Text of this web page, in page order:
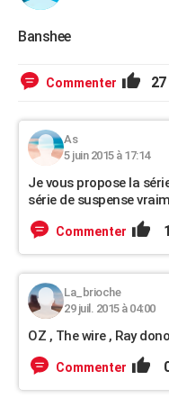
Banshee
Commenter 27
As
5 juin 2015 à 17:14
Je vous propose la
série de suspense
Commenter 1
La_brioche
29 juil. 2015 à 04:00
OZ , The wire , Ray
Commenter